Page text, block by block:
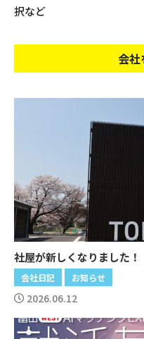
択など
会社
社屋が新しくなりました！
会社日記 お知らせ
2026.06.12